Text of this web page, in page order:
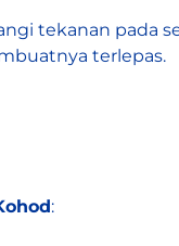
tekanan pada
terlepas.
: